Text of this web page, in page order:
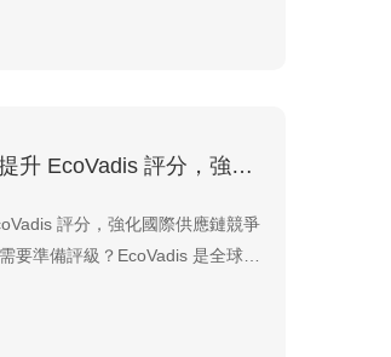
略。當企業持續改善環境管
EcoVadis評級準備課程｜提升 EcoVadis 評分，強化國際供應鏈競爭力
評分，強化國際供應鏈競爭
要準備評級？EcoVadis 是全球知
人權（Labour & Human